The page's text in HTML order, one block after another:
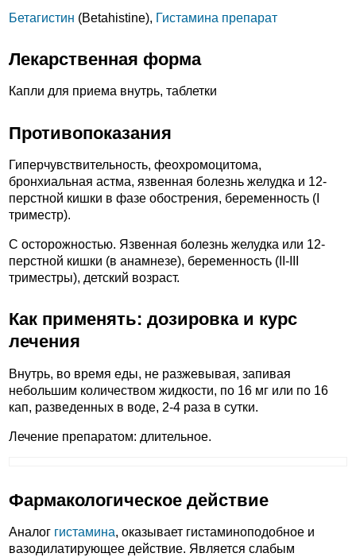
Бетагистин (Betahistine), Гистамина препарат
Лекарственная форма
Капли для приема внутрь, таблетки
Противопоказания
Гиперчувствительность, феохромоцитома,
бронхиальная астма, язвенная болезнь желудка и 12-
перстной кишки в фазе обострения, беременность (I
триместр).
C осторожностью. Язвенная болезнь желудка или 12-
перстной кишки (в анамнезе), беременность (II-III
триместры), детский возраст.
Как применять: дозировка и курс
лечения
Внутрь, во время еды, не разжевывая, запивая
небольшим количеством жидкости, по 16 мг или по 16
кап, разведенных в воде, 2-4 раза в сутки.
Лечение препаратом: длительное.
Фармакологическое действие
Аналог гистамина, оказывает гистаминоподобное и
вазодилатирующее действие. Является слабым